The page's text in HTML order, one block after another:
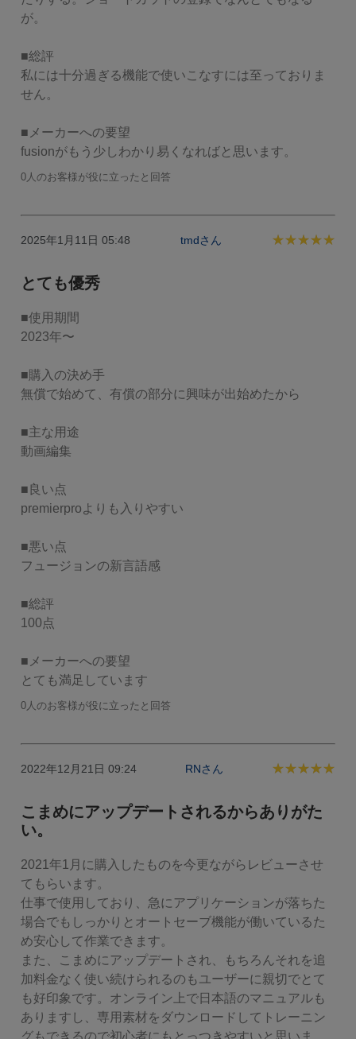
が。
■総評
私には十分過ぎる機能で使いこなすには至っておりま
せん。
■メーカーへの要望
fusionがもう少しわかり易くなればと思います。
0人のお客様が役に立ったと回答
2025年1月11日 05:48 tmdさん
とても優秀
■使用期間
2023年〜
■購入の決め手
無償で始めて、有償の部分に興味が出始めたから
■主な用途
動画編集
■良い点
premierproよりも入りやすい
■悪い点
フュージョンの新言語感
■総評
100点
■メーカーへの要望
0人のお客様が役に立ったと回答
2022年12月21日 09:24 RNさん
こまめにアップデートされるからありがた
い。
2021年1月に購入したものを今更ながらレビューさせ
てもらいます。
仕事で使用しており、急にアプリケーションが落ちた
場合でもしっかりとオートセーブ機能が働いているた
め安心して作業できます。
また、こまめにアップデートされ、もちろんそれを追
加料金なく使い続けられるのもユーザーに親切でとて
も好印象です。オンライン上で日本語のマニュアルも
ありますし、専用素材をダウンロードしてトレーニン
グもできるので初心者にもとっつきやすいと思いま